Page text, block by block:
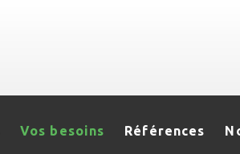
Vos besoins Références